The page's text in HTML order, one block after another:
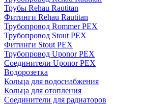
Трубы Rehau Rautitan
Фитинги Rehau Rautitan
Трубопровод Rommer PEX
Трубопровод Stout PEX
Фитинги Stout PEX
Трубопровод Uponor PEX
Соединители Uponor PEX
Водорозетка
Кольца для водоснабжения
Кольца для отопления
Соединители для радиаторов